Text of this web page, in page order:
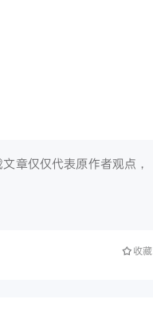
章仅仅代表原作者观点，
收藏